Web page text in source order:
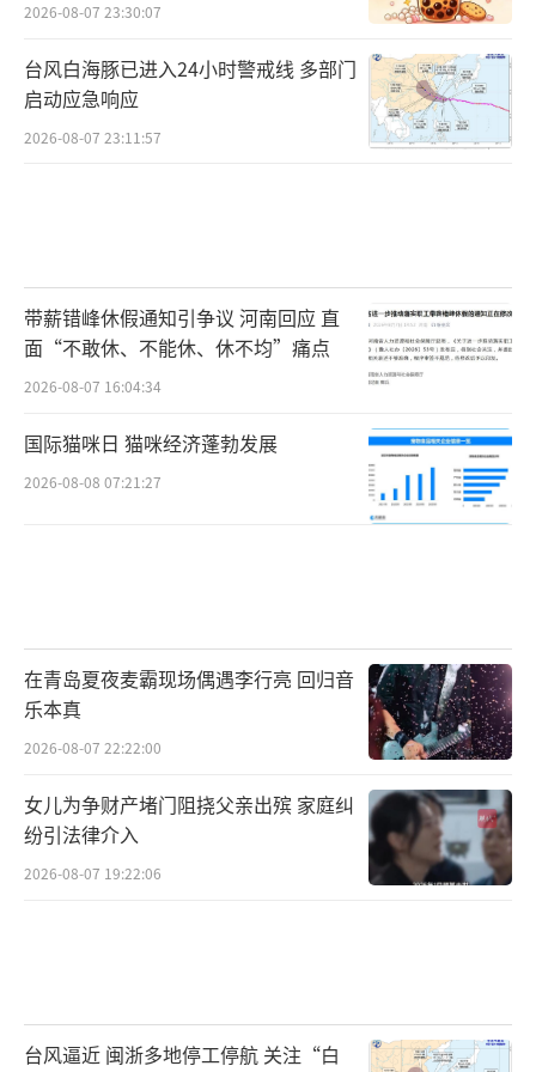
2026-08-07 23:30:07
台风白海豚已进入24小时警戒线 多部门
启动应急响应
2026-08-07 23:11:57
带薪错峰休假通知引争议 河南回应 直
面“不敢休、不能休、休不均”痛点
2026-08-07 16:04:34
国际猫咪日 猫咪经济蓬勃发展
2026-08-08 07:21:27
在青岛夏夜麦霸现场偶遇李行亮 回归音
乐本真
2026-08-07 22:22:00
女儿为争财产堵门阻挠父亲出殡 家庭纠
纷引法律介入
2026-08-07 19:22:06
台风逼近 闽浙多地停工停航 关注“白